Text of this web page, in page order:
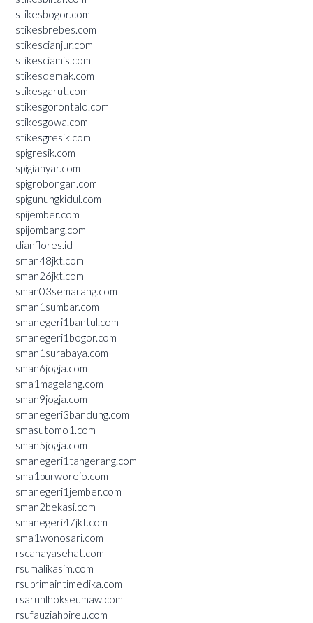
stikesbogor.com
stikesbrebes.com
stikescianjur.com
stikesciamis.com
stikesdemak.com
stikesgarut.com
stikesgorontalo.com
stikesgowa.com
stikesgresik.com
spigresik.com
spigianyar.com
spigrobongan.com
spigunungkidul.com
spijember.com
spijombang.com
dianflores.id
sman48jkt.com
sman26jkt.com
sman03semarang.com
sman1sumbar.com
smanegeri1bantul.com
smanegeri1bogor.com
sman1surabaya.com
sman6jogja.com
sma1magelang.com
sman9jogja.com
smanegeri3bandung.com
smasutomo1.com
sman5jogja.com
smanegeri1tangerang.com
sma1purworejo.com
smanegeri1jember.com
sman2bekasi.com
smanegeri47jkt.com
sma1wonosari.com
rscahayasehat.com
rsumalikasim.com
rsuprimaintimedika.com
rsarunlhokseumaw.com
rsufauziahbireu.com